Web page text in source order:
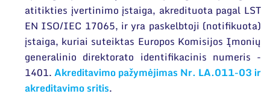
atitikties įvertinimo įstaiga, akredituota pagal LST
EN ISO/IEC 17065, ir yra paskelbtoji (notifikuota)
įstaiga, kuriai suteiktas Europos Komisijos Įmonių
generalinio direktorato identifikacinis numeris -
1401.Akreditavimo pažymėjimas Nr. LA.011-03 ir
akreditavimo sritis.